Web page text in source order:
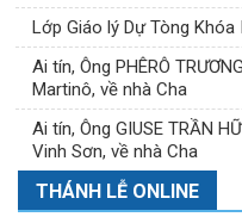
Lớp Giáo lý Dự Tòng Khóa
Ai tín, Ông PHÊRÔ
Martinô, về nhà Cha
Ai tín, Ông GIUSE TRẦN
Vinh Sơn, về nhà Cha
THÁNH LỄ ONLINE